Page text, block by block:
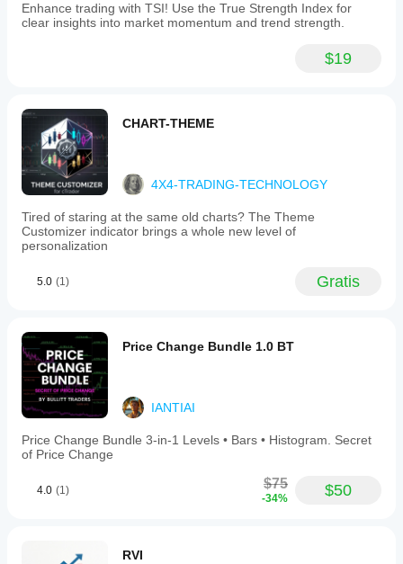
Enhance trading with TSI! Use the True Strength Index for
clear insights into market momentum and trend strength.
$19
CHART-THEME
4X4-TRADING-TECHNOLOGY
Tired of staring at the same old charts? The Theme
Customizer indicator brings a whole new level of
personalization
5.0 (1) Gratis
Price Change Bundle 1.0 BT
IANTIAI
Price Change Bundle 3-in-1 Levels • Bars • Histogram. Secret
of Price Change
4.0 (1) $75
-34% $50
RVI